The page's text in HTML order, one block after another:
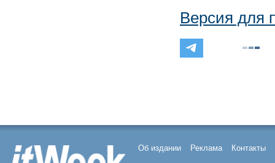
Версия для
Об издании Реклама Контакты